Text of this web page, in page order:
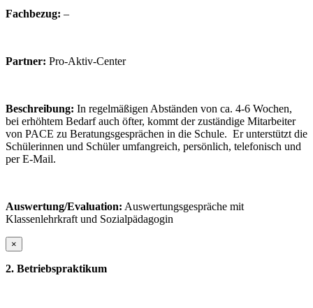
Fachbezug: –
Partner: Pro-Aktiv-Center
Beschreibung: In regelmäßigen Abständen von ca. 4-6 Wochen,
bei erhöhtem Bedarf auch öfter, kommt der zuständige Mitarbeiter
von PACE zu Beratungsgesprächen in die Schule. Er unterstützt die
Schülerinnen und Schüler umfangreich, persönlich, telefonisch und
per E-Mail.
Auswertung/Evaluation: Auswertungsgespräche mit
Klassenlehrkraft und Sozialpädagogin
×
2. Betriebspraktikum